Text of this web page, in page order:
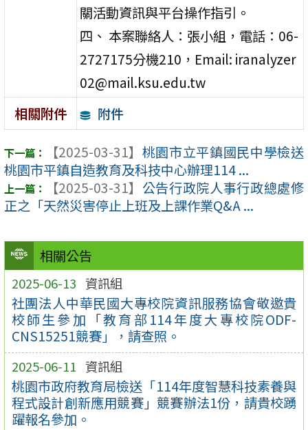
相關公告
2025-06-13 資訊組
社團法人中華民國大專校院資訊服務協會敬邀貴
校師生參加「教育部114年度大專校院ODF-
CNS15251競賽」，請查照。
2025-06-11 資訊組
桃園市政府教育局檢送「114年度智慧科技素養與
程式設計創新應用競賽」競賽辦法1份，請貴校踴
躍報名參加。
關活動資訊與平台操作指引。
四、 本案聯絡人：張小組，電話：06-
2727175分機210，Email: iranalyzer
02@mail.ksu.edu.tw
相關附件
附件
【2025-03-31】 桃園市立平鎮國民中學檢送
桃園市平鎮自造教育及科技中心辦理114 ...
【2025-03-31】 公告行政院人事行政總處修
正之「天然災害停止上班及上課作業Q&A ...